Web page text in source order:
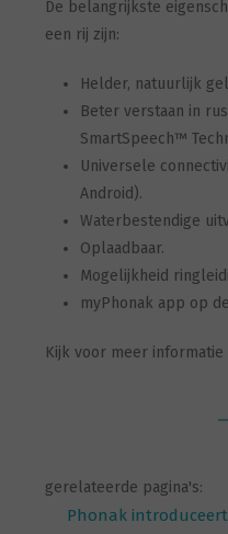
De belangrijkste
een rij zijn:
Helder, natuurlijk
Beter verstaan in
SmartSpeech™
Universele
Android).
Waterbestendige
Oplaadbaar.
Mogelijkheid
myPhonak app op
Kijk voor meer informatie
gerelateerde pagina's:
Phonak